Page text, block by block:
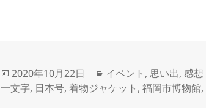
投
稿
2020年10月22日
カ
テ
イベント ,思い出, 感想
一文字, 日本号,着物ジャケット ,福岡市博物館,